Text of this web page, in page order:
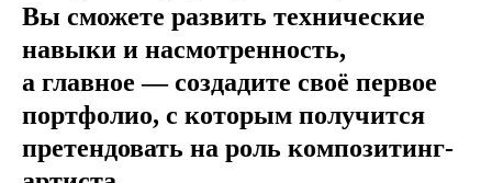
Вы сможете развить технические
навыки и насмотренность,
а главное — создадите своё первое
портфолио, с которым получится
претендовать на роль композитинг-